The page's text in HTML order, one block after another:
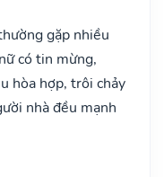
gặp nhiều
có tin mừng,
hòa hợp, trôi chảy
nhà đều mạnh